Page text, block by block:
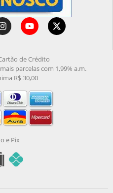
de Crédito
parcelas com 1,99% a.m.
R$ 30,00
e Pix